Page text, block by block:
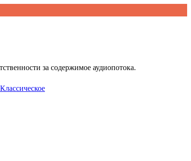
Классическое
за содержимое аудиопотока.